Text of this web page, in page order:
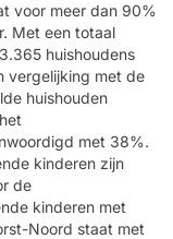
voor meer dan 90%
Met een totaal
huishoudens
vergelijking met de
huishouden
met 38%.
kinderen zijn
de
kinderen met
Noord staat met